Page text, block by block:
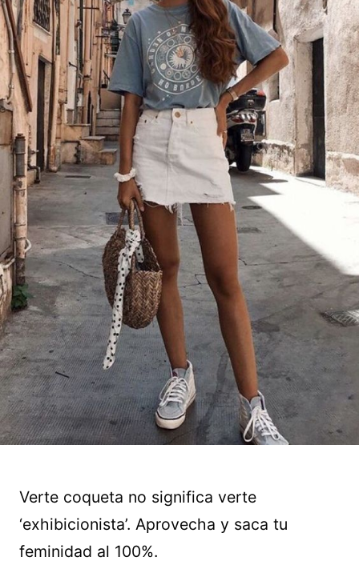
Verte coqueta no significa verte
‘exhibicionista’. Aprovecha y saca tu
feminidad al 100%.